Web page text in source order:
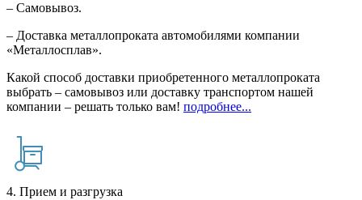
– Самовывоз.
– Доставка металлопроката автомобилями компании
«Металлосплав».
Какой способ доставки приобретенного металлопроката
выбрать – самовывоз или доставку транспортом нашей
компании – решать только вам! подробнее...
4. Прием и разгрузка